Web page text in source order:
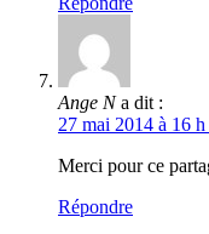
Ange N a dit :
27 mai 2014 à 16
Merci pour ce
Répondre